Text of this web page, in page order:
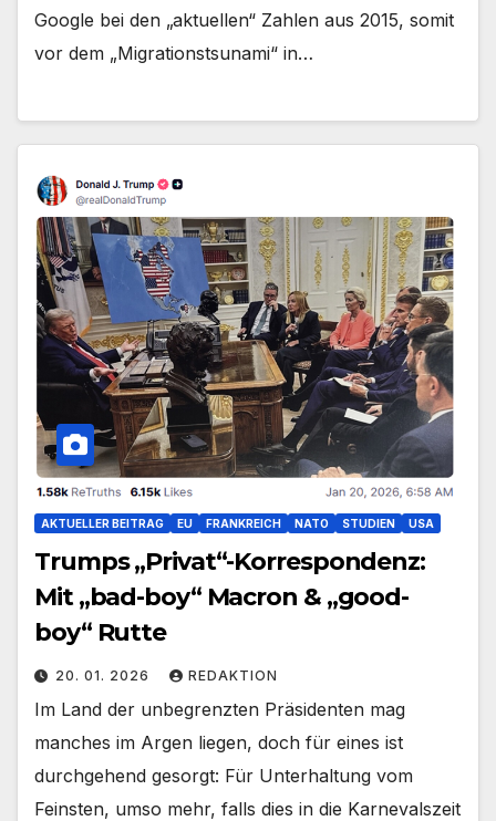
Google bei den „aktuellen“ Zahlen aus 2015, somit
vor dem „Migrationstsunami“ in…
AKTUELLER BEITRAG EU FRANKREICH NATO STUDIEN USA
Trumps „Privat“-Korrespondenz:
Mit „bad-boy“ Macron & „good-
boy“ Rutte
20. 01. 2026 REDAKTION
Im Land der unbegrenzten Präsidenten mag
manches im Argen liegen, doch für eines ist
durchgehend gesorgt: Für Unterhaltung vom
Feinsten, umso mehr, falls dies in die Karnevalszeit